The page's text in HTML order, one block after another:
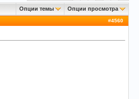
Опции темы Опции просмотра
#4560